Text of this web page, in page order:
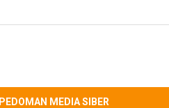
PEDOMAN MEDIA SIBER